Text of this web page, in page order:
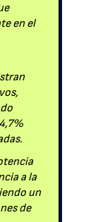
en el
a la
un
de